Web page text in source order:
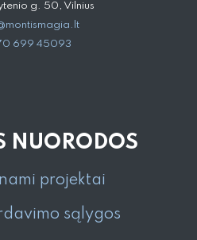
g. 50, Vilnius
699 45093
NUORODOS
projektai
sąlygos